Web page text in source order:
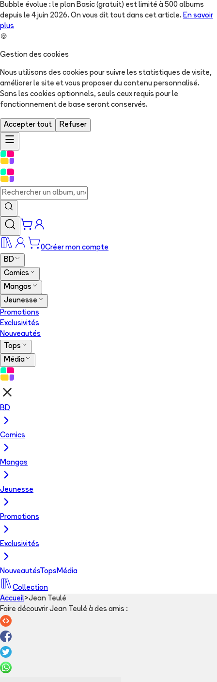
Bubble évolue : le plan Basic (gratuit) est limité à 500 albums
depuis le 4 juin 2026. On vous dit tout dans cet article. En savoir
plus
🍪
Gestion des cookies
Nous utilisons des cookies pour suivre les statistiques de visite,
améliorer le site et vous proposer du contenu personnalisé.
Sans les cookies optionnels, seuls ceux requis pour le
fonctionnement de base seront conservés.
Accepter tout Refuser
0Créer mon compte
BD
Comics
Mangas
Jeunesse
Promotions
Exclusivités
Nouveautés
Tops
Média
BD
Comics
Mangas
Jeunesse
Promotions
Exclusivités
NouveautésTops Média
Collection
Accueil>Jean Teulé
Faire découvrir Jean Teulé à des amis :